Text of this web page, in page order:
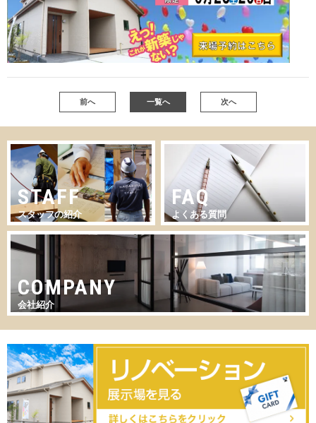
前へ 一覧へ 次へ
STAFF
スタッフの紹介
FAQ
よくある質問
COMPANY
会社紹介